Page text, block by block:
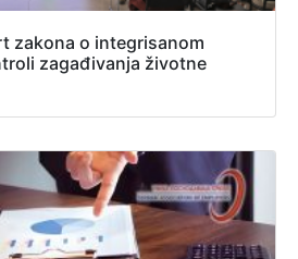
zakona o integrisanom
zagađivanja životne